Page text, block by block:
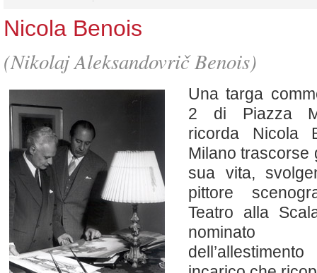
Nicola Benois
(Nikolaj Aleksandovrič Benois)
Una targa
2 di Piazza
ricorda Nicola
Milano trascorse
sua vita,
pittore
Teatro alla
nominato